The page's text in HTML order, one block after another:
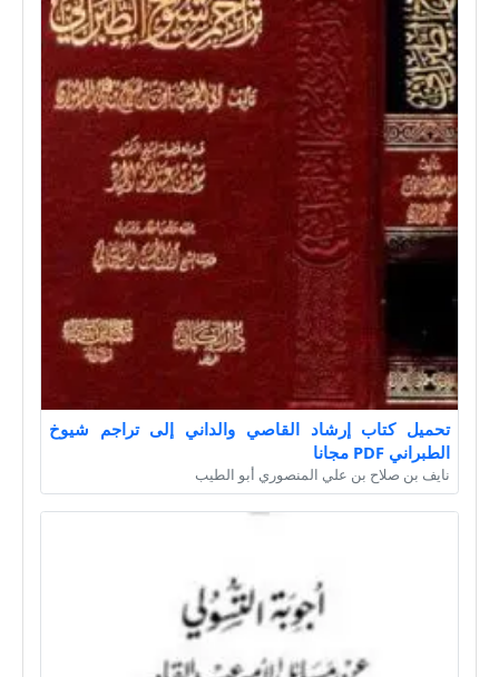
تحميل كتاب إرشاد القاصي والداني إلى تراجم شيوخ
الطبراني PDF مجانا
نايف بن صلاح بن علي المنصوري أبو الطيب